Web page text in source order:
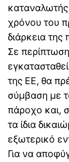
καταναλωτής
χρόνου του
διάρκεια
Σε
της ΕΕ, θα
σύμβαση με
πάροχο και,
τα ίδια
εξωτερικό
Για να